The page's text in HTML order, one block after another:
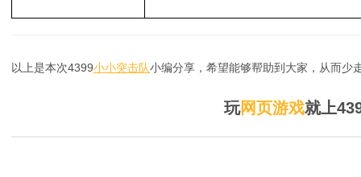
以上是本次4399小小突击队小编分享，希望能够帮助到大家，从而少
玩网页游戏就上